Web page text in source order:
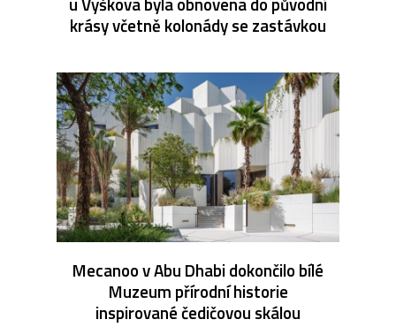
krásy včetně kolonády se zastávkou
Mecanoo v Abu Dhabi dokončilo bílé
Muzeum přírodní historie
inspirované čedičovou skálou